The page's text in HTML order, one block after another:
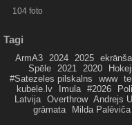
104 foto
Tagi
ArmA3 2024 2025
Spēle
2021 2020
#Satezeles pilskalns
www
kubele.lv
Imula #2026
Latvija
Overthrow Andrejs
grāmata
Milda Palēviča